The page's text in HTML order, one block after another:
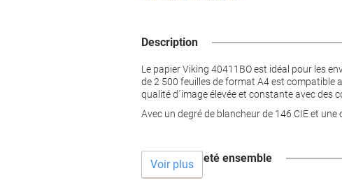
Description
Le papier Viking 40411BO est idéal pour les
de 2 500 feuilles de format A4 est compatible
qualité d´image élevée et constante avec des
Avec un degré de blancheur de 146 CIE et
Souvent acheté ensemble
Voir plus